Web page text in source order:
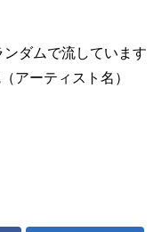
ダムで流しています
アーティスト名）